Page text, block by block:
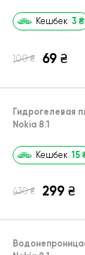
Кешбек 3 ₴
100 ₴ 69 ₴
Гидрогелевая
Nokia 8.1
Кешбек 15
430 ₴ 299 ₴